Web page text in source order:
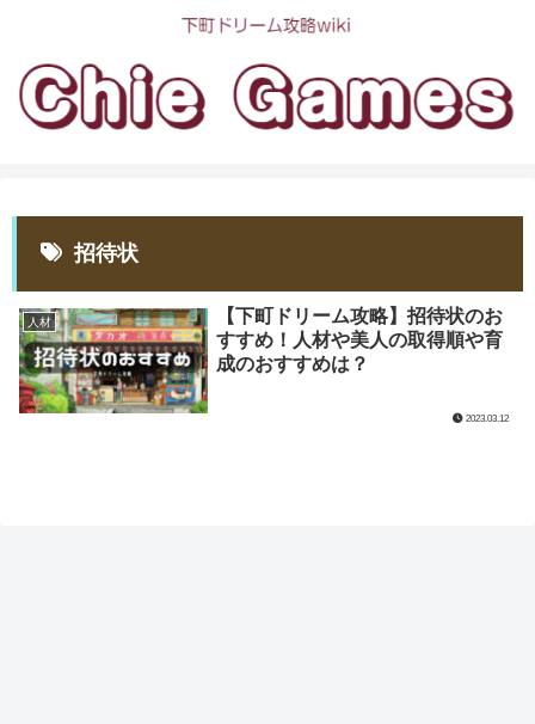
招待状
人材
【下町ドリーム攻略】招待状のお
すすめ！人材や美人の取得順や育
成のおすすめは？
2023.03.12